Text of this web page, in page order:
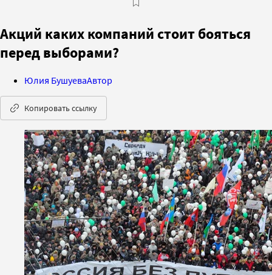
Акций каких компаний стоит бояться
перед выборами?
Юлия БушуеваАвтор
Копировать ссылку